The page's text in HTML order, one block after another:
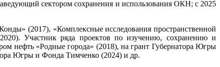
сектором сохранения и использования ОКН; с 2025
(2017), «Комплексные исследования пространственной
Участник ряда проектов по изучению, сохранению и
нефть «Родные города» (2018), на грант Губернатора Югры
Югры и Фонда Тимченко (2024) и др.